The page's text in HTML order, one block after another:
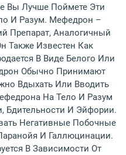
Вы Лучше Поймете Эти
И Разум. Мефедрон –
Препарат, Аналогичный
Также Известен Как
В Виде Белого Или
Обычно Принимают
Вдыхать Или Вводить
На Тело И Разум
Бдительности И Эйфории.
Негативные Побочные
И Галлюцинации.
В Зависимости От